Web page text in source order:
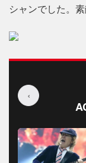
シャンでした。
‹